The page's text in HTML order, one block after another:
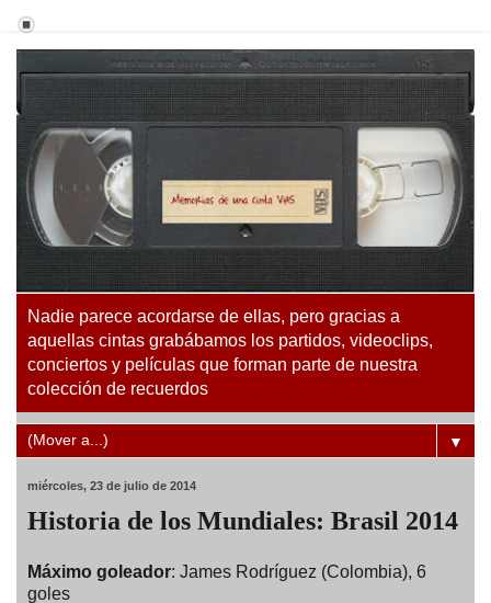
Nadie parece acordarse de ellas, pero gracias a
aquellas cintas grabábamos los partidos, videoclips,
conciertos y películas que forman parte de nuestra
colección de recuerdos
▼
miércoles, 23 de julio de 2014
Historia de los Mundiales: Brasil 2014
Máximo goleador: James Rodríguez (Colombia), 6
goles